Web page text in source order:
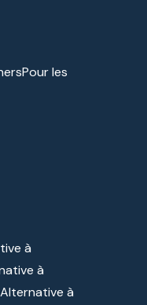
Pour les
à
à
Alternative à